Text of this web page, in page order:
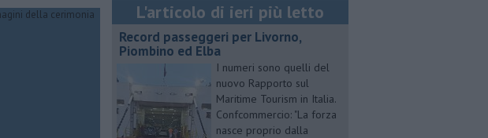
L'articolo di ieri più letto
Record passeggeri per Livorno,
Piombino ed Elba
I numeri sono quelli del
nuovo Rapporto sul
Maritime Tourism in Italia.
Confcommercio: "La forza
nasce proprio dalla